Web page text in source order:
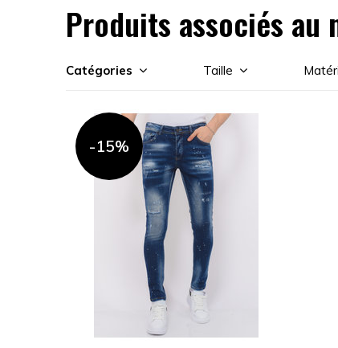
Produits associés au
Catégories Taille
-15%